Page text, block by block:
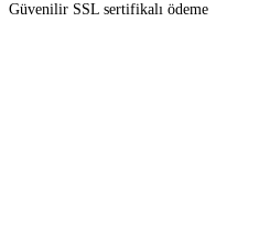
Güvenilir SSL sertifikalı ödeme